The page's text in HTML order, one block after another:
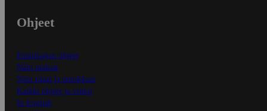
Ohjeet
Ensitilaajan ohjeet
Näin maksat
Näin tilaat ja muokkaat
Kaikki ohjeet ja vinkit
In English